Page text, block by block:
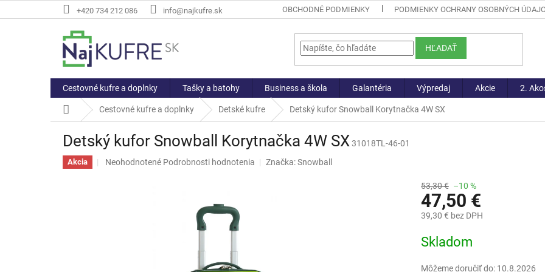
na
+420 734 212 086 info@najkufre.sk OBCHODNÉ PODMIENKY PODMIENKY OCHRANY OSOBNÝCH
HĽADAŤ
Cestovné kufre a doplnky Tašky a batohy Business a škola Galantéria Výpredaj Akcie 2.
DomovCestovné kufre a doplnky Detské kufre Detský kufor Snowball Korytnačka 4W SX
Detský kufor Snowball Korytnačka 4W SX31018TL-46-01
Akcia
Priemerné
Neohodnotené Podrobnosti hodnotenia Značka:Snowball
53,30 € –10 %
47,50 €
39,30 € bez DPH
cena:
Skladom
Môžeme doručiť do: 10.8.2026